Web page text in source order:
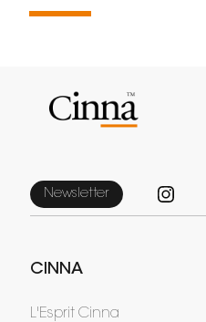
Newsletter
CINNA
L'Esprit Cinna